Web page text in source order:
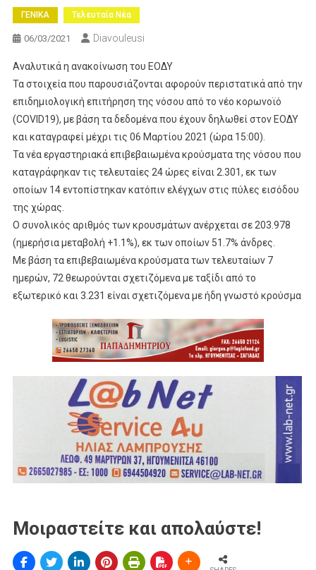
ΓΕΝΙΚΑ Τελευταία Νέα
06/03/2021 Diavouleusi
Αναλυτικά η ανακοίνωση του ΕΟΔΥ
Τα στοιχεία που παρουσιάζονται αφορούν περιστατικά από την
επιδημιολογική επιτήρηση της νόσου από το νέο κορωνοϊό
(COVID19), με βάση τα δεδομένα που έχουν δηλωθεί στον ΕΟΔΥ
και καταγραφεί μέχρι τις 06 Μαρτίου 2021 (ώρα 15:00).
Τα νέα εργαστηριακά επιβεβαιωμένα κρούσματα της νόσου που
καταγράφηκαν τις τελευταίες 24 ώρες είναι 2.301, εκ των
οποίων 14 εντοπίστηκαν κατόπιν ελέγχων στις πύλες εισόδου
της χώρας.
Ο συνολικός αριθμός των κρουσμάτων ανέρχεται σε 203.978
(ημερήσια μεταβολή +1.1%), εκ των οποίων 51.7% άνδρες.
Με βάση τα επιβεβαιωμένα κρούσματα των τελευταίων 7
ημερών, 72 θεωρούνται σχετιζόμενα με ταξίδι από το
εξωτερικό και 3.231 είναι σχετιζόμενα με ήδη γνωστό κρούσμα
Μοιραστείτε και απολαύστε!